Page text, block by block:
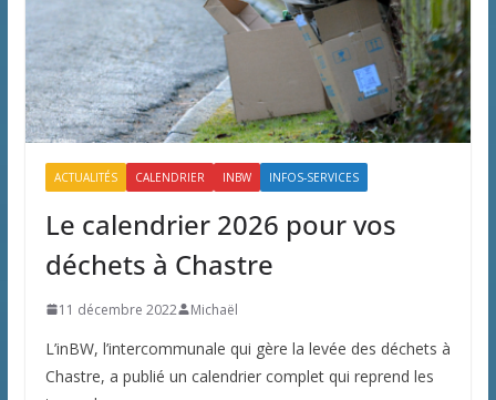
ACTUALITÉS CALENDRIER INBW INFOS-SERVICES
Le calendrier 2026 pour vos
déchets à Chastre
11 décembre 2022 Michaël
L’inBW, l’intercommunale qui gère la levée des déchets à
Chastre, a publié un calendrier complet qui reprend les